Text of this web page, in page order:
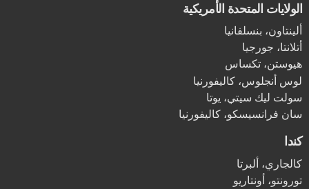
الولايات المتحدة الأمريكية
ألينتاون، بنسلفانيا
أتلانتا، جورجيا
هيوستن، تكساس
لوس أنجلوس، كاليفورنيا
سولت ليك سيتي، يوتا
سان فرانسيسكو، كاليفورنيا
كندا
كالجاري، ألبرتا
تورونتو، أونتاريو